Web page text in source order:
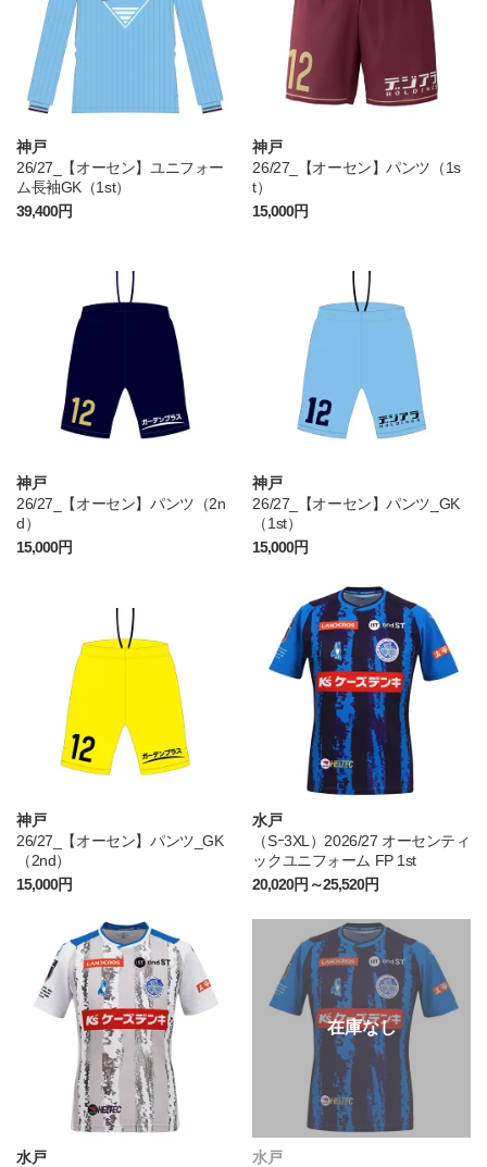
神戸
26/27_【オーセン】ユニフォー
ム長袖GK（1st）
39,400円
神戸
26/27_【オーセン】パンツ（1s
t）
15,000円
神戸
26/27_【オーセン】パンツ（2n
d）
15,000円
神戸
26/27_【オーセン】パンツ_GK
（1st）
15,000円
神戸
26/27_【オーセン】パンツ_GK
（2nd）
15,000円
水戸
（Sｰ3XL）2026/27 オーセンティ
ックユニフォーム FP 1st
20,020円～25,520円
水戸
水戸